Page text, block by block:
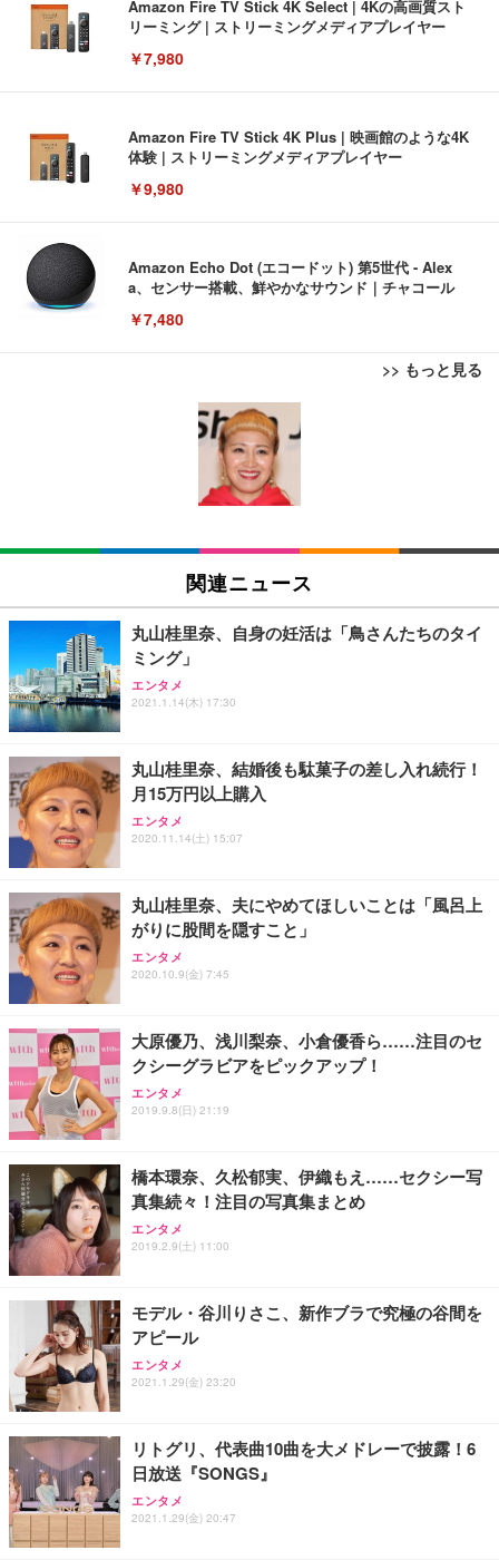
Amazon Fire TV Stick 4K Select | 4Kの高画質スト
リーミング | ストリーミングメディアプレイヤー
￥7,980
Amazon Fire TV Stick 4K Plus | 映画館のような4K
体験 | ストリーミングメディアプレイヤー
￥9,980
Amazon Echo Dot (エコードット) 第5世代 - Alex
a、センサー搭載、鮮やかなサウンド｜チャコール
￥7,480
>> もっと見る
[EdoErgo] オフィスチェア 椅子 テレワーク 疲れな
い 跳ね上げ式アームレスト コンパクト 約105度ロッ
キング pc 事務椅子 360度回転 座面昇降 強化ナイロ
ン樹脂ベース 通気性メッシュ 在宅ワーク H-WY01
(黒網+黒枠+黒足)
SIHOO B100 オフィスチェア／デスクチェア メッシ
ュチェア 人間工学 疲れない ブラック
￥27,999
Sezlife オフィスチェア デスクチェア 疲れない テレ
ワーク チェア 強化バックレスト 30度ロッキング機
能 人間工学 椅子 腰サポート 90度跳ね上げ式アーム
務用 おしゃれ パソコンチェア (ブラック)
Sezlife オフィスチェア デスクチェア 疲れない テレ
ワーク チェア 強化バックレスト 30度ロッキング機
能 人間工学 椅子 腰サポート 90度跳ね上げ式アーム
務用 おしゃれ パソコンチェア (ホワイト)
ANDWINT オフィスチェア デスクチェア 肘なし メ
ッシュ 通気性 ランバーサポート付き 腰サポート ガ
ス圧無段階昇降 360度回転 キャスター付き コンパク
EIZO ビジネス向けプレミアムモニター | FlexScan
EV3240X-WT | 31.5型4K UHD・USB Type-C・ホワ
EIZO ビジネス向けプレミアムモニター | FlexScan
￥109,572
【純正品】27"ゲーミングモニター DualSense 充電
フック付き（CFI-ZDM1J）
【整備済み品】Dell E2724HS 27インチ 液晶モニタ
ー フルHD（1920×1080）VA 非光沢 HDMI/DisplayP
ort/VGA スピーカー内蔵 高さ調整 スイベル VESA対
【MiniLED/24.5inch/280Hz/FHD】GRAPHT THE S
HOOTER Gaming Monitor 24” Essential ゲーミン
グモニター QD 24.5インチ 1ms FHD 量子ドット 残
Amazonベーシック ペットシーツ 薄型 レギュラー 1
回使い捨て 無香料 ホワイト 300枚
Amazonベーシック ペットシーツ 厚型 ワイド 42枚
x2袋(84枚) ホワイト(吸収面:ライトブルー)
￥3,234
ネオ・ルーライフ ネオ・オムツ L 中型犬用 26枚入
り 単品
Smart Basic(スマートベーシック) 【Amazon.co.jp
限定】 Smart Basic アイリスオーヤマ ペットシーツ
超厚型 お徳用 ワイド 100枚入 (x 1) (ケース販売)
アイリスオーヤマ ペットシーツ 超厚型 お徳用 レギ
ュラー 200枚入【Amazon.co.jp限定】
関連ニュース
丸山桂里奈、自身の妊活は「鳥さんたちのタイ
ミング」
エンタメ
2021.1.14(木) 17:30
丸山桂里奈、結婚後も駄菓子の差し入れ続行！
月15万円以上購入
エンタメ
2020.11.14(土) 15:07
丸山桂里奈、夫にやめてほしいことは「風呂上
がりに股間を隠すこと」
エンタメ
2020.10.9(金) 7:45
大原優乃、浅川梨奈、小倉優香ら……注目のセ
クシーグラビアをピックアップ！
エンタメ
2019.9.8(日) 21:19
橋本環奈、久松郁実、伊織もえ……セクシー写
真集続々！注目の写真集まとめ
エンタメ
2019.2.9(土) 11:00
モデル・谷川りさこ、新作ブラで究極の谷間を
アピール
エンタメ
2021.1.29(金) 23:20
リトグリ、代表曲10曲を大メドレーで披露！6
日放送『SONGS』
エンタメ
2021.1.29(金) 20:47